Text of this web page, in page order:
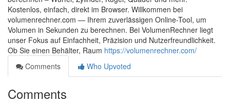
Kostenlos, einfach, direkt im Browser. Willkommen bei
volumenrechner.com — Ihrem zuverlässigen Online-Tool, um
Volumen in Sekunden zu berechnen. Bei VolumenRechner liegt
unser Fokus auf Einfachheit, Präzision und Nutzerfreundlichkeit.
Ob Sie einen Behälter, Raum https://volumenrechner.com/
Comments
Who Upvoted
Comments